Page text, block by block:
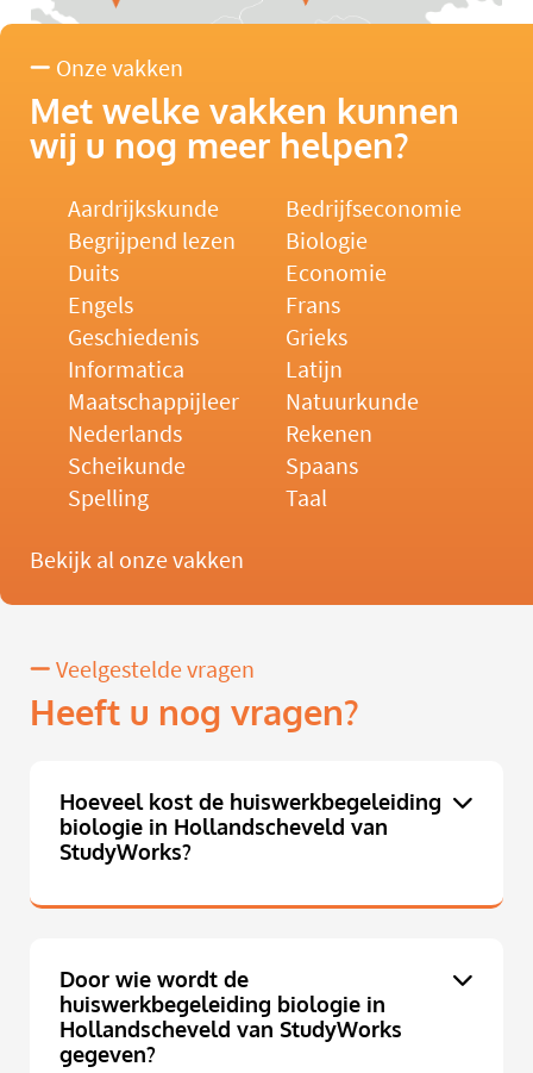
Onze vakken
Met welke vakken kunnen
wij u nog meer helpen?
Aardrijkskunde
Bedrijfseconomie
Begrijpend lezen
Biologie
Duits
Economie
Engels
Frans
Geschiedenis
Grieks
Informatica
Latijn
Maatschappijleer
Natuurkunde
Nederlands
Rekenen
Scheikunde
Spaans
Spelling
Taal
Bekijk al onze vakken
Veelgestelde vragen
Heeft u nog vragen?
Hoeveel kost de huiswerkbegeleiding
biologie in Hollandscheveld van
StudyWorks?
Door wie wordt de
huiswerkbegeleiding biologie in
Hollandscheveld van StudyWorks
gegeven?